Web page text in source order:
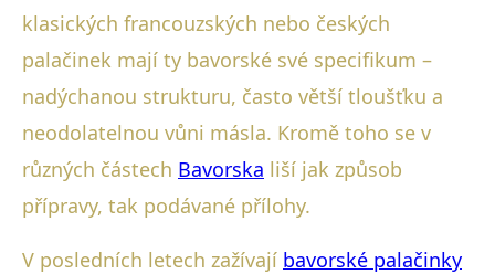
klasických francouzských nebo českých
palačinek mají ty bavorské své specifikum –
nadýchanou strukturu, často větší tloušťku a
neodolatelnou vůni másla. Kromě toho se v
různých částech Bavorska liší jak způsob
přípravy, tak podávané přílohy.
V posledních letech zažívají bavorské palačinky